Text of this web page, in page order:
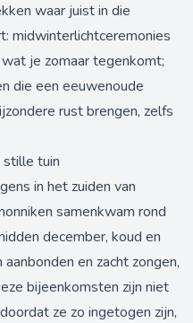
waar juist in die
midwinterlichtceremonies
je zomaar tegenkomt;
die een eeuwenoude
rust brengen, zelfs
stille tuin
in het zuiden van
samenkwam rond
december, koud en
en zacht zongen,
bijeenkomsten zijn niet
ze zo ingetogen zijn,